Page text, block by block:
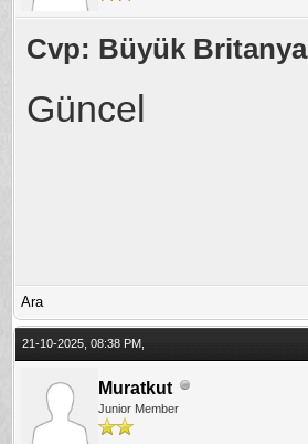
Cvp: Büyük Britanya
Güncel
Ara
21-10-2025, 08:38 PM,
Muratkut
Junior Member